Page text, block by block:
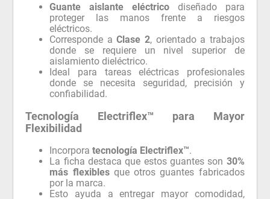
Guante aislante eléctrico diseñado para
proteger las manos frente a riesgos
eléctricos.
Corresponde aClase 2, orientado a trabajos
donde se requiere un nivel superior de
aislamiento dieléctrico.
Ideal para tareas eléctricas profesionales
donde se necesita seguridad, precisión y
confiabilidad.
Tecnología Electriflex™ para Mayor
Flexibilidad
Incorporatecnología Electriflex™.
La ficha destaca que estos guantes son 30%
más flexiblesque otros guantes fabricados
por la marca.
Esto ayuda a entregar mayor comodidad,